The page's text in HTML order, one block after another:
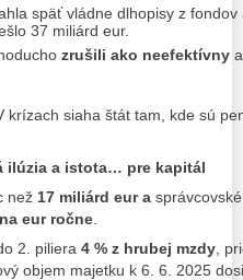
späť vládne dlhopisy z
37 miliárd eur.
zrušili ako neefektívny
krízach siaha štát tam, kde sú
ilúzia a istota… pre kapitál
než 17 miliárd eur a
eur ročne
2. piliera 4 % z hrubej mzdy ,
objem majetku k 6. 6. 2025